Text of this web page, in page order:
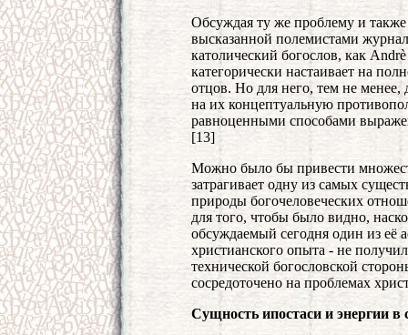
Обсуждая ту же проблему и
высказанной полемистами
католический богослов, как
категорически настаивает на
отцов. Но для него, тем не менее,
на их концептуальную
равноценными способами
[13]
Можно было бы привести
затрагивает одну из самых
природы богочеловеческих
для того, чтобы было видно,
обсуждаемый сегодня один из её
христианского опыта - не
технической богословской
сосредоточено на проблемах
Сущность ипостаси и энергии